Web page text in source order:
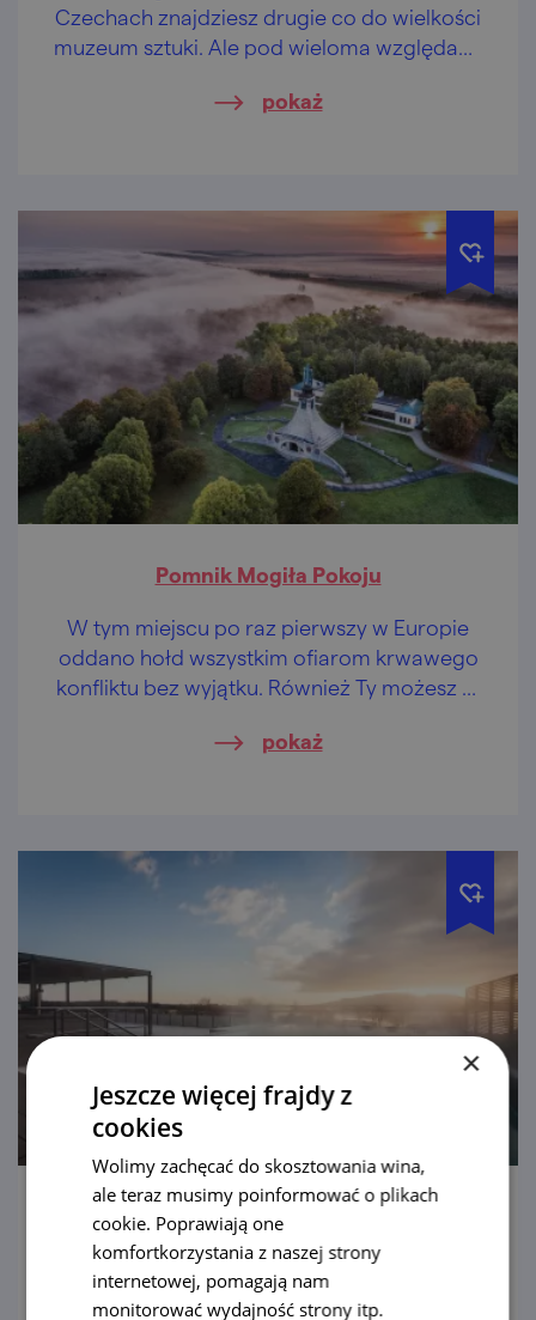
Czechach znajdziesz drugie co do wielkości
muzeum sztuki. Ale pod wieloma względami
pokaż
Pomnik Mogiła Pokoju
W tym miejscu po raz pierwszy w Europie
oddano hołd wszystkim ofiarom krwawego
konfliktu bez wyjątku. Również Ty możesz tu
pokaż
Aqualand Moravia
Największy aquapark jak okiem sięgnąć. I do
tego z wodą z odwiertu geotermalnego,
×
Jeszcze więcej frajdy z
cookies
Wolimy zachęcać do skosztowania wina,
ale teraz musimy poinformować o plikach
cookie. Poprawiają one
komfortkorzystania z naszej strony
internetowej, pomagają nam
monitorować wydajność strony itp.